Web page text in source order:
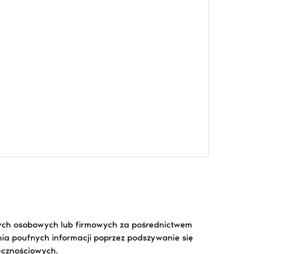
osobowych lub firmowych za pośrednictwem
poufnych informacji poprzez podszywanie się